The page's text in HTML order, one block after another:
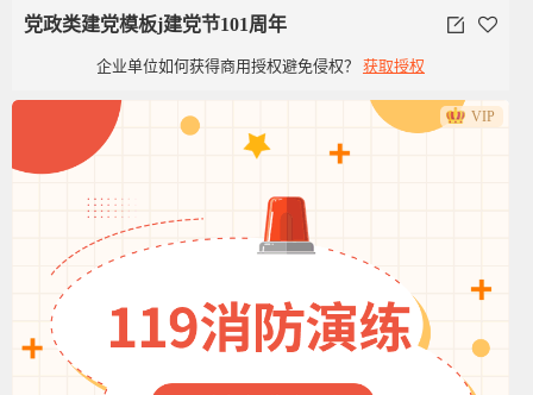
党政类建党模板j建党节101周年
企业单位如何获得商用授权避免侵权？ 获取授权
VIP